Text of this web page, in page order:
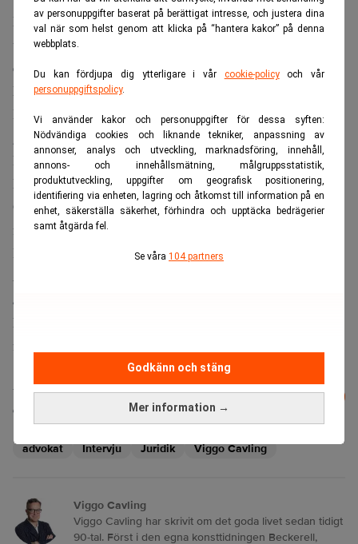
av personuppgifter baserat på berättigat intresse, och justera dina
val när som helst genom att klicka på “hantera kakor” på denna
webbplats.
Du kan fördjupa dig ytterligare i vår cookie-policyoch vår
personuppgiftspolicy.
Vi använder kakor och personuppgifter för dessa syften:
Nödvändiga cookies och liknande tekniker, anpassning av
annonser, analys och utveckling, marknadsföring, innehåll,
annons- och innehållsmätning, målgruppsstatistik,
produktutveckling, uppgifter om geografisk positionering,
identifiering via enheten, lagring och åtkomst till information på en
enhet, säkerställa säkerhet, förhindra och upptäcka bedrägerier
samt åtgärda fel.
Se våra 104 partners
Mer information →
Godkänn och stäng
Men han hade gjort det förut. Tagit pauser. Testat livet
utanför. Visste att det gick. Han hade tio månader ledigt –
en sabbatical – när han gick mellan Vinge och
Mannheimer Swartling.
I dag är han kvar i juridiken, men på egna villkor. Det har
gått fyra år sedan han checkade ut från MSA.
Det innebär betydligt färre arbetstimmar. Färre konflikter.
Mer kontroll.
Och kanske en något klarare blick på vad affärsjuridiken
faktiskt är.
Inte bara en affär. Utan ett ansvar.
I nästa artikel borrar vi djupare i advokatbranschens
stora utmaning: pengarna och/eller etiken.
Läs även:
företag
Läs mer från Realtid - vårt nyhetsbrev
är kostnadsfritt:
Prenumerera
advokat Intervju Juridik Viggo Cavling
Viggo Cavling
Viggo Cavling har skrivit om det goda livet sedan tidigt
90-tal. Först i den egna konsttidningen Beckerell,